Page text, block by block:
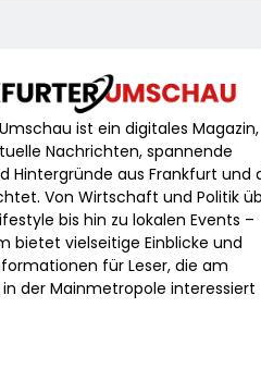
ist ein digitales Magazin,
Nachrichten, spannende
Hintergründe aus Frankfurt und
Von Wirtschaft und Politik
bis hin zu lokalen Events –
bietet vielseitige Einblicke und
für Leser, die am
der Mainmetropole interessiert